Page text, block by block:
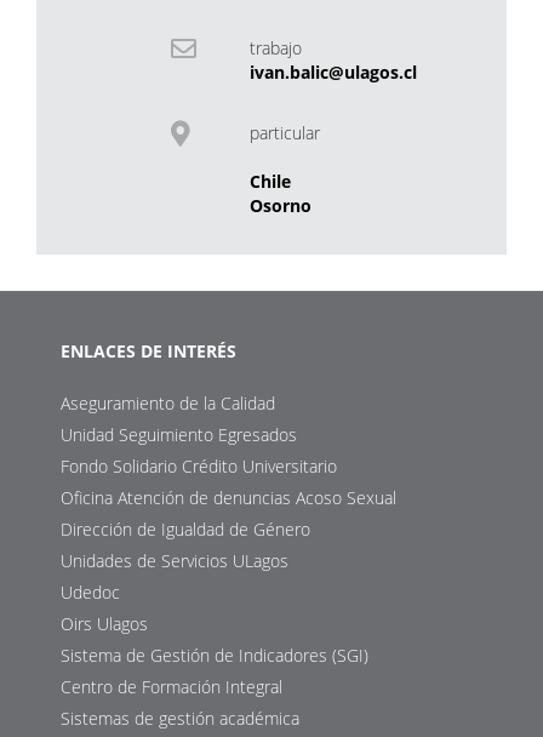
trabajo
ivan.balic@ulagos.cl
particular
Chile
Osorno
ENLACES DE INTERÉS
Aseguramiento de la Calidad
Unidad Seguimiento Egresados
Fondo Solidario Crédito Universitario
Oficina Atención de denuncias Acoso Sexual
Dirección de Igualdad de Género
Unidades de Servicios ULagos
Udedoc
Oirs Ulagos
Sistema de Gestión de Indicadores (SGI)
Centro de Formación Integral
Sistemas de gestión académica